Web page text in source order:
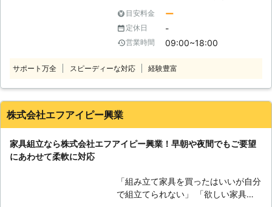
作業や移動作業にお困りのお客様に喜
を買ったけど一人では組み立てられな
い」 このようなことでお悩みやお困
りのお客様はおりませんか。私たち株
式会社ケンソウでは家具の組立、移動
ださい。 経験豊富で実績豊富な熟練
までしっかりと聞き届けますのでご安
心ください。 どのような小さなお悩
決いたします。 もちろん、家具の移
様の生活をサポートしますので、お客
様の困ったをお聞かせください。
目安料金 ー
定休日 -
営業時間 09:00~18:00
サポート万全 スピーディーな対応 経験豊富
株式会社エフアイピー興業
家具組立なら株式会社エフアイピー興業！早朝や夜間でもご要望
にあわせて柔軟に対応
「組み立て家具を買ったはいいが自分
で組立てられない」 「欲しい家具が